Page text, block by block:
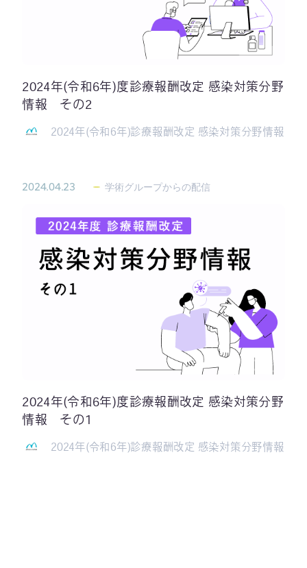
2024年(令和6年)度診療報酬改定 感染対策分野
情報 その2
2024年(令和6年)診療報酬改定 感染対策分野情報
2024.04.23 学術グループからの配信
2024年(令和6年)度診療報酬改定 感染対策分野
情報 その1
2024年(令和6年)診療報酬改定 感染対策分野情報